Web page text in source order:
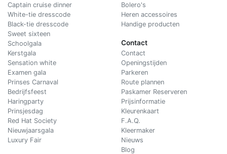
Captain cruise dinner
White-tie dresscode
Black-tie dresscode
Sweet sixteen
Schoolgala
Kerstgala
Sensation white
Examen gala
Prinses Carnaval
Bedrijfsfeest
Haringparty
Prinsjesdag
Red Hat Society
Nieuwjaarsgala
Luxury Fair
Bolero's
Heren accessoires
Handige producten
Contact
Contact
Openingstijden
Parkeren
Route plannen
Paskamer Reserveren
Prijsinformatie
Kleurenkaart
F.A.Q.
Kleermaker
Nieuws
Blog